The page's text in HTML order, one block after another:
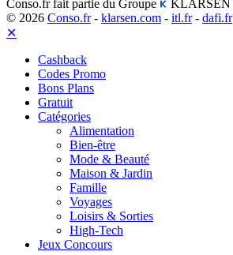
Conso.fr fait partie du Groupe
KLARSEN
© 2026 Conso.fr- klarsen.com - itl.fr- dafi.fr
✕
Cashback
Codes Promo
Bons Plans
Gratuit
Catégories
Alimentation
Bien-être
Mode & Beauté
Maison & Jardin
Famille
Voyages
Loisirs & Sorties
High-Tech
Jeux Concours